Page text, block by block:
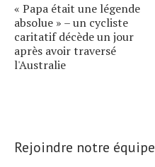
« Papa était une légende
absolue » – un cycliste
caritatif décède un jour
après avoir traversé
l'Australie
Rejoindre notre équipe